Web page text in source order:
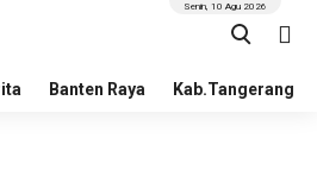
Banten Raya Kab.Tangerang
Senin, 10 Agu 2026